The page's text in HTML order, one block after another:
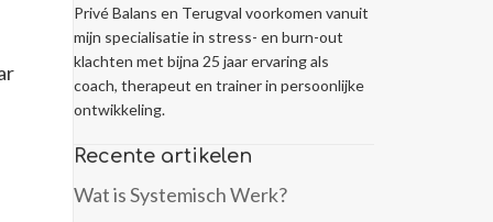
Privé Balans en Terugval voorkomen vanuit
mijn specialisatie in stress- en burn-out
klachten met bijna 25 jaar ervaring als
coach, therapeut en trainer in persoonlijke
ontwikkeling.
Recente artikelen
Wat is Systemisch Werk?